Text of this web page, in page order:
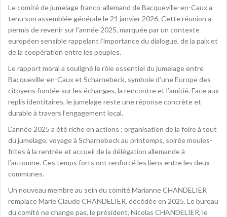
Le comité de jumelage franco-allemand de Bacqueville-en-Caux a
tenu son assemblée générale le 21 janvier 2026. Cette réunion a
permis de revenir sur l’année 2025, marquée par un contexte
européen sensible rappelant l’importance du dialogue, de la paix et
de la coopération entre les peuples.
Le rapport moral a souligné le rôle essentiel du jumelage entre
Bacqueville-en-Caux et Scharnebeck, symbole d’une Europe des
citoyens fondée sur les échanges, la rencontre et l’amitié. Face aux
replis identitaires, le jumelage reste une réponse concrète et
durable à travers l’engagement local.
L’année 2025 a été riche en actions : organisation de la foire à tout
du jumelage, voyage à Scharnebeck au printemps, soirée moules-
frites à la rentrée et accueil de la délégation allemande à
l’automne. Ces temps forts ont renforcé les liens entre les deux
communes.
Un nouveau membre au sein du comité Marianne CHANDELIER
remplace Marie Claude CHANDELIER, décédée en 2025. Le bureau
du comité ne change pas, le président, Nicolas CHANDELIER, le